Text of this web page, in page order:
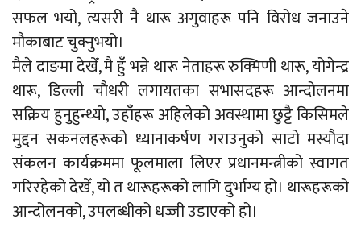
सफल भयो, त्यसरी नै थारू अगुवाहरू पनि विरोध जनाउने
मौकाबाट चुक्नुभयो।
मैले दाङमा देखेँ, मै हुँ भन्ने थारू नेताहरू रुक्मिणी थारू, योगेन्द्र
थारू, डिल्ली चौधरी लगायतका सभासदहरू आन्दोलनमा
सक्रिय हुनुहुन्थ्यो, उहाँहरू अहिलेको अवस्थामा छुट्टै किसिमले
मुद्दन सकनलहरूको ध्यानाकर्षण गराउनुको साटो मस्यौदा
संकलन कार्यक्रममा फूलमाला लिएर प्रधानमन्त्रीको स्वागत
गरिरहेको देखेँ, यो त थारूहरूको लागि दुर्भाग्य हो। थारूहरूको
आन्दोलनको, उपलब्धीको धज्जी उडाएको हो।